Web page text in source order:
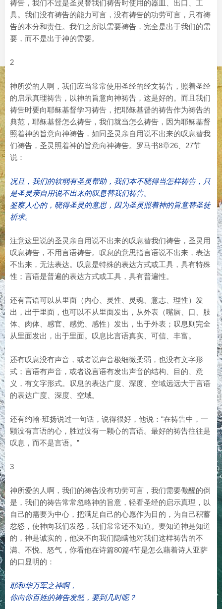
祷告，我们不过是圣灵替我们祷告时使用的器皿、出口、工
具。我们没有祷告的能力可言，没有祷告的功劳可言，只有祷
告的本分和责任。我们之所以需要祷告，完全是出于我们的需
要，而不是出于神的需要。
2
神所爱的人啊，我们应当常常使用圣经的经文祷告，照着圣经
的启示真理祷告，以神的旨意向神祷告，这是好的。而且我们
祷告时要向耶稣基督学习祷告，把耶稣基督的祷告作为祷告的
典范，耶稣基督怎么祷告，我们就当怎么祷告，因为耶稣基督
照着神的旨意向神祷告，如同圣灵亲自用说不出来的叹息替我
们祷告，圣灵照着神的旨意向神祷告。罗马书8章26、27节
说：
况且，我们的软弱有圣灵帮助，我们本不晓得当怎样祷告，只
是圣灵亲自用说不出来的叹息替我们祷告。
鉴察人心的，晓得圣灵的意思，因为圣灵照着神的旨意替圣徒
祈求。
注意这里说的圣灵亲自用说不出来的叹息替我们祷告，圣灵用
叹息祷告，不用言语祷告。叹息的意思指言语说不出来，表达
不出来，无法表达。叹息是特殊的表达方式或工具，具有特殊
性；言语是普遍的表达方式或工具，具有普遍性。
还有言语可以从里面（内心、灵性、灵魂、意志、理性）发
出，出于里面，也可以不从里面发出，从外表（嘴唇、口、肢
体、肉体、感官、感觉、感性）发出，出于外表；叹息则完全
从里面发出，出于里面。叹息比言语真实、可信、丰富。
还有叹息没有声音，或者说声音极细微柔弱，也没有文字形
式；言语有声音，或者说言语有发出声音的结构、目的、意
义，有文字形式。叹息的表达广度、深度、空域远远大于言语
的表达广度、深度、空域。
还有约翰·班扬说过一句话，说得很好，他说：“在祷告中，一
颗没有言语的心，胜过没有一颗心的言语。最好的祷告往往是
叹息，而不是言语。”
3
神所爱的人啊，我们的祷告没有功劳可言，我们需要儆醒的倒
是，我们的祷告常常忽略神的旨意，轻看圣经的启示真理，以
自己的需要为中心，把满足自己的心愿作为目的，为自己积蓄
忿怒，使神向我们发怒，我们常常还不知道。要知道神是知道
的，神是诚实的，他决不向我们隐瞒他对我们这样祷告的不
满、不悦、怒气，你看他在诗篇80篇4节是怎么藉着诗人亚萨
的口显明的：
耶和华万军之神啊，
你向你百姓的祷告发怒，要到几时呢？